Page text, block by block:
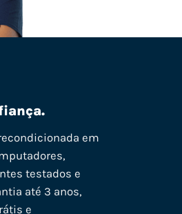
em
testados e
até 3 anos,
e